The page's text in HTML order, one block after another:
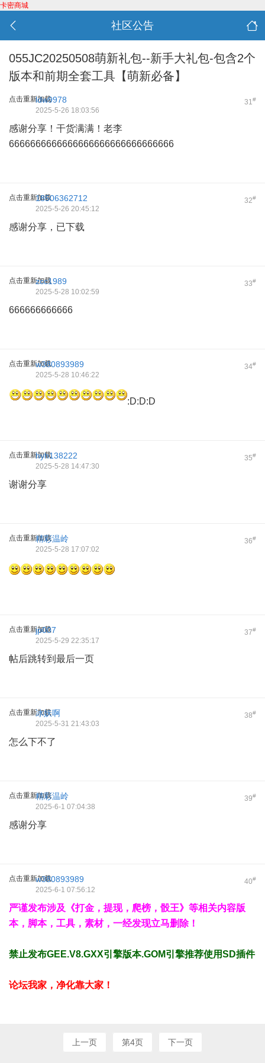
卡密商城
社区公告
055JC20250508萌新礼包--新手大礼包-包含2个
版本和前期全套工具【萌新必备】
点击重新加载 31#
ldw9978
2025-5-26 18:03:56
感谢分享！干货满满！老李
6666666666666666666666666666666
点击重新加载 32#
18506362712
2025-5-26 20:45:12
感谢分享，已下载
点击重新加载 33#
zcc1989
2025-5-28 10:02:59
666666666666
点击重新加载 34#
w380893989
2025-5-28 10:46:22
:D:D:D
点击重新加载 35#
hyh138222
2025-5-28 14:47:30
谢谢分享
点击重新加载 36#
精彩温岭
2025-5-28 17:07:02
点击重新加载 37#
jp007
2025-5-29 22:35:17
帖后跳转到最后一页
点击重新加载 38#
冰妖啊
2025-5-31 21:43:03
怎么下不了
点击重新加载 39#
精彩温岭
2025-6-1 07:04:38
感谢分享
点击重新加载 40#
w380893989
2025-6-1 07:56:12
严谨发布涉及《打金，提现，爬榜，骰王》等相关内容版
本，脚本，工具，素材，一经发现立马删除！
禁止发布GEE.V8.GXX引擎版本.GOM引擎推荐使用SD插件
论坛我家，净化靠大家！
上一页 第4页 下一页